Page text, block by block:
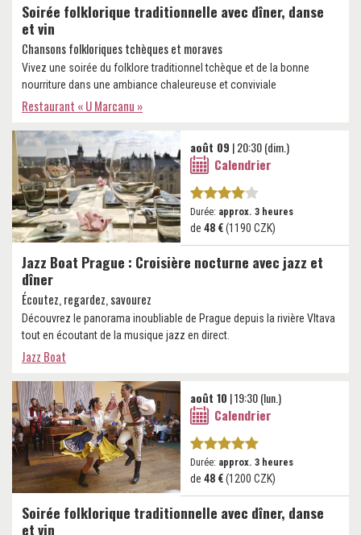
Soirée folklorique traditionnelle avec dîner, danse
et vin
Chansons folkloriques tchèques et moraves
Vivez une soirée du folklore traditionnel tchèque et de la bonne
nourriture dans une ambiance chaleureuse et conviviale
Restaurant « U Marcanu »
Jazz Boat Prague : Croisière nocturne avec jazz et
dîner
Écoutez, regardez, savourez
Découvrez le panorama inoubliable de Prague depuis la rivière Vltava
tout en écoutant de la musique jazz en direct.
Jazz Boat
août 09 | 20:30 (dim.)
Calendrier
Durée: approx. 3 heures
de 48 €(1190 CZK)
Soirée folklorique traditionnelle avec dîner, danse
et vin
août 10 | 19:30 (lun.)
Calendrier
Durée: approx. 3 heures
de 48 €(1200 CZK)